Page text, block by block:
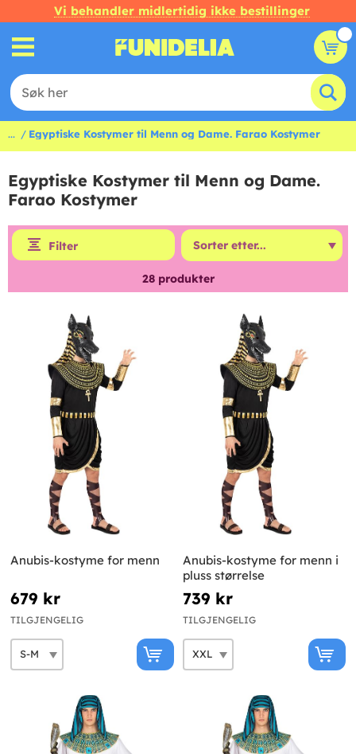
Vi behandler midlertidig ikke bestillinger
... Egyptiske Kostymer til Menn og Dame. Farao Kostymer
Egyptiske Kostymer til Menn og Dame.
Farao Kostymer
Filter
28produkter
Anubis-kostyme for menn
679 kr
TILGJENGELIG
Anubis-kostyme for menn i
pluss størrelse
739 kr
TILGJENGELIG